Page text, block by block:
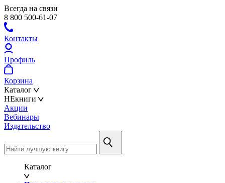
Всегда на связи
8 800 500-61-07
Контакты
Профиль
Корзина
Каталог
НЕкниги
Акции
Вебинары
Издательство
Каталог